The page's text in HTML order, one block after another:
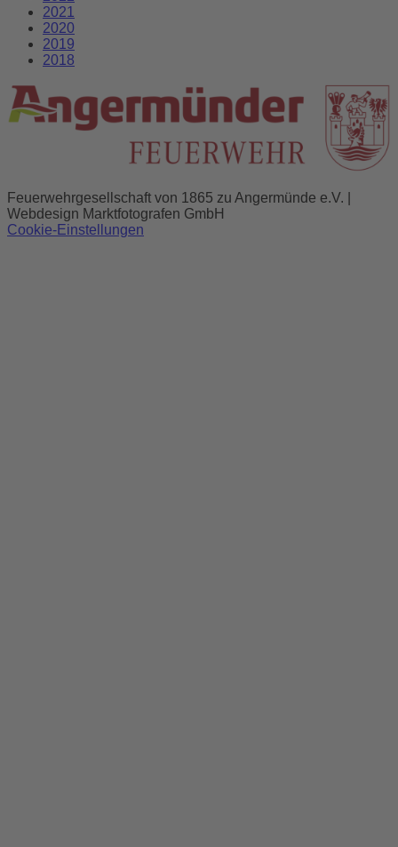
2021
2020
2019
2018
Feuerwehrgesellschaft von 1865 zu Angermünde e.V. |
Webdesign Marktfotografen GmbH
Cookie-Einstellungen